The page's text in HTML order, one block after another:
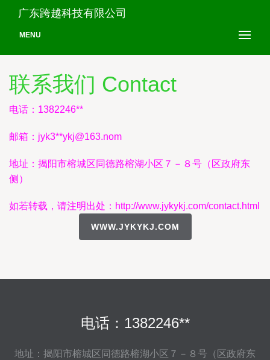
广东跨越科技有限公司
MENU
联系我们 Contact
电话：1382246**
邮箱：jyk3**ykj@163.nom
地址：揭阳市榕城区同德路榕湖小区７－８号（区政府东
侧）
如若转载，请注明出处：http://www.jykykj.com/contact.html
WWW.JYKYKJ.COM
电话：1382246**
地址：揭阳市榕城区同德路榕湖小区７－８号（区政府东